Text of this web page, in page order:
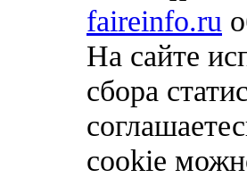
faireinfo.ru
На сайте
сбора
cookie